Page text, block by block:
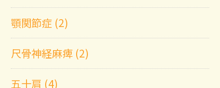
顎関節症 (2)
尺骨神経麻痺 (2)
五十肩 (4)